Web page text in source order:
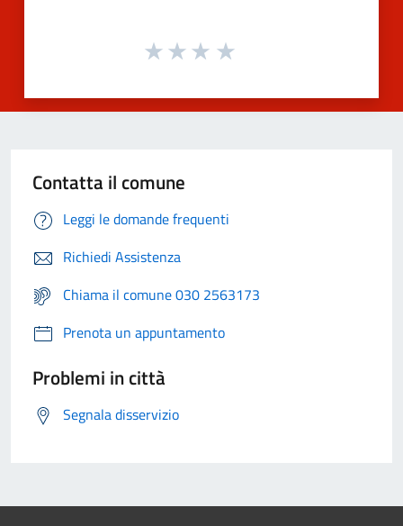
Contatta il comune
Leggi le domande frequenti
Richiedi Assistenza
Chiama il comune 030 2563173
Prenota un appuntamento
Problemi in città
Segnala disservizio